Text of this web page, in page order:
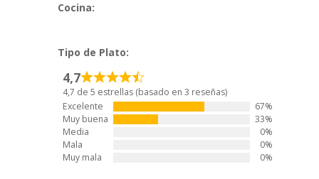
Cocina:
Tipo de Plato:
4,7
4,7 de 5 estrellas (basado en 3 reseñas)
Excelente
67%
Muy buena
33%
Media
0%
Mala
0%
Muy mala
0%